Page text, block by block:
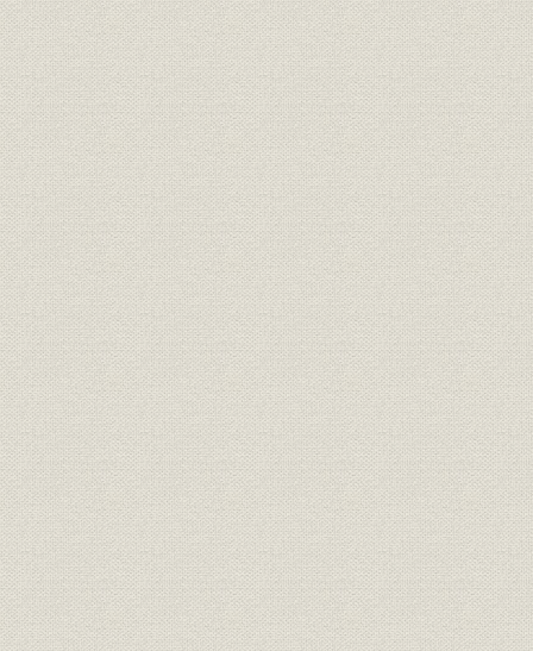
第2節 将来への展望
線路名称の変遷(大正9年~昭和48年)